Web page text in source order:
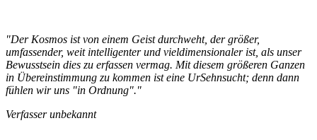
"Der Kosmos ist von einem Geist durchweht, der größer,
umfassender, weit intelligenter und vieldimensionaler ist, als unser
Bewusstsein dies zu erfassen vermag. Mit diesem größeren Ganzen
in Übereinstimmung zu kommen ist eine UrSehnsucht; denn dann
fühlen wir uns "in Ordnung"."
Verfasser unbekannt